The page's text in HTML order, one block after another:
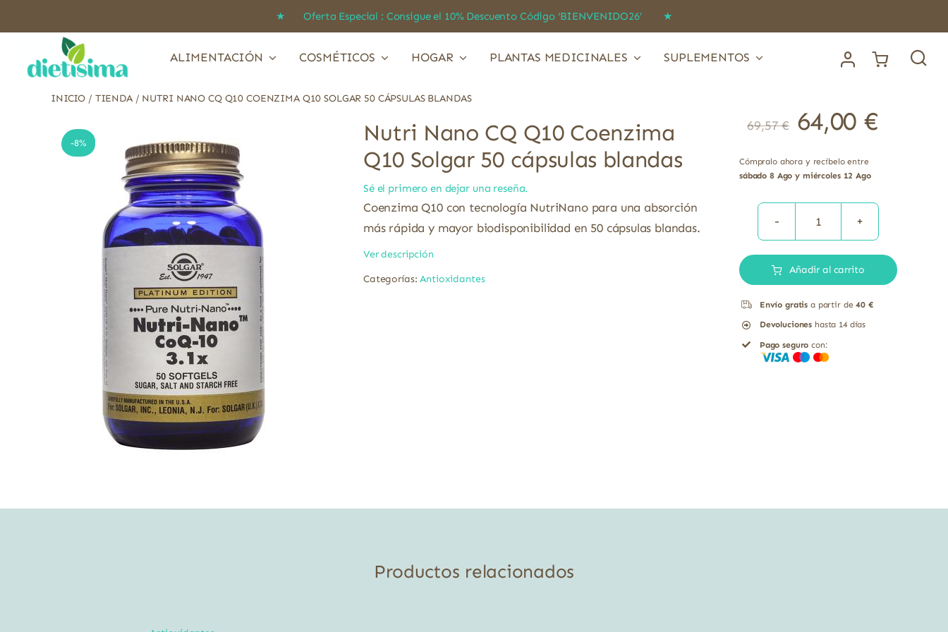
★ Oferta Especial : Consigue el 10% Descuento Código ‘BIENVENIDO26’ ★
ALIMENTACIÓN COSMÉTICOS HOGAR PLANTAS MEDICINALES SUPLEMENTOS
INICIO / TIENDA/ NUTRI NANO CQ Q10 COENZIMA Q10 SOLGAR 50 CÁPSULAS BLANDAS
-8%
Nutri Nano CQ Q10 Coenzima
Q10 Solgar 50 cápsulas blandas
Sé el primero en dejar una reseña.
Coenzima Q10 con tecnología NutriNano para una absorción
más rápida y mayor biodisponibilidad en 50 cápsulas blandas.
Ver descripción
Categorías:Antioxidantes
69,57€ 64,00 €
Cómpralo ahora y recíbelo entre
sábado 8 Ago y miércoles 12 Ago
Nutri
CQ
Coenzima
Q10
Solgar
Añadir al carrito
Envío gratis a partir de40 €
Devoluciones hasta 14 días
Pago seguro con:
Productos relacionados